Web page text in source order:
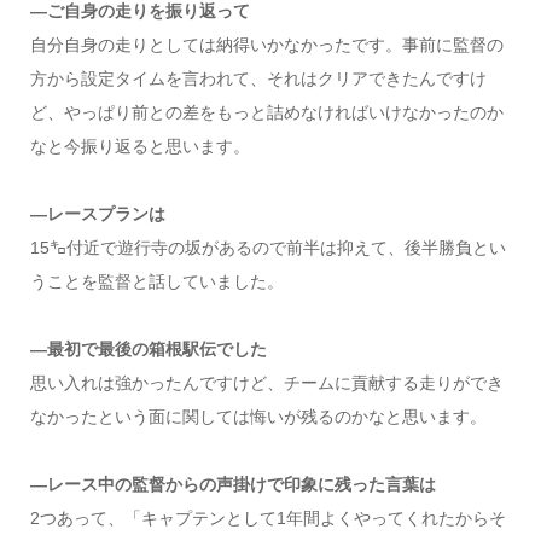
―ご自身の走りを振り返って
自分自身の走りとしては納得いかなかったです。事前に監督の
方から設定タイムを言われて、それはクリアできたんですけ
ど、やっぱり前との差をもっと詰めなければいけなかったのか
なと今振り返ると思います。
―レースプランは
15㌔付近で遊行寺の坂があるので前半は抑えて、後半勝負とい
うことを監督と話していました。
―最初で最後の箱根駅伝でした
思い入れは強かったんですけど、チームに貢献する走りができ
なかったという面に関しては悔いが残るのかなと思います。
―レース中の監督からの声掛けで印象に残った言葉は
2つあって、「キャプテンとして1年間よくやってくれたからそ